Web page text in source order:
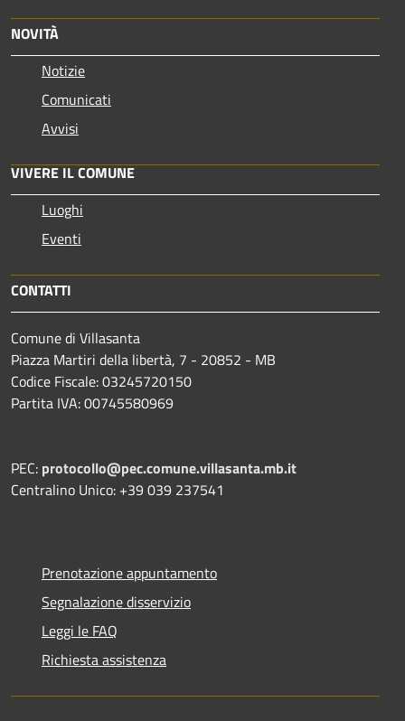
NOVITÀ
Notizie
Comunicati
Avvisi
VIVERE IL COMUNE
Luoghi
Eventi
CONTATTI
Comune di Villasanta
Piazza Martiri della libertà, 7 - 20852 - MB
Codice Fiscale: 03245720150
Partita IVA: 00745580969
PEC: protocollo@pec.comune.villasanta.mb.it
Centralino Unico: +39 039 237541
Prenotazione appuntamento
Segnalazione disservizio
Leggi le FAQ
Richiesta assistenza